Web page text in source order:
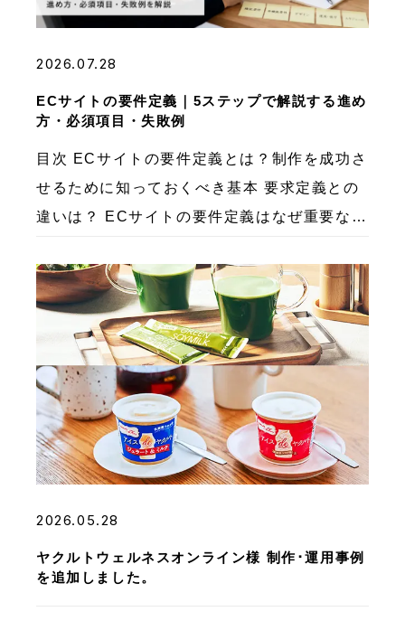
2026.07.28
ECサイトの要件定義｜5ステップで解説する進め
方・必須項目・失敗例
目次 ECサイトの要件定義とは？制作を成功さ
せるために知っておくべき基本 要求定義との
違いは？ ECサイトの要件定義はなぜ重要なの
よくある失敗例3パターン 失敗例①：流行り
の機 […]
2026.05.28
ヤクルトウェルネスオンライン様 制作･運用事例
を追加しました。